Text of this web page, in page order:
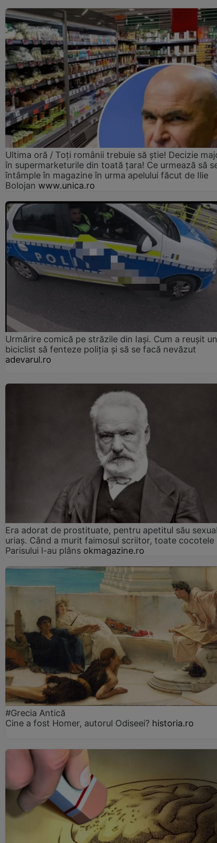
Ultima oră / Toți românii trebuie să știe! Decizie
în supermarketurile din toată țara! Ce urmează să
întâmple în magazine în urma apelului făcut de Ilie
Bolojan www.unica.ro
Urmărire comică pe străzile din Iași. Cum a reușit un
biciclist să fenteze poliția și să se facă nevăzut
adevarul.ro
Era adorat de prostituate, pentru apetitul său
uriaș. Când a murit faimosul scriitor, toate cocotele
Parisului l-au plâns okmagazine.ro
#Grecia Antică
Cine a fost Homer, autorul Odiseei? historia.ro